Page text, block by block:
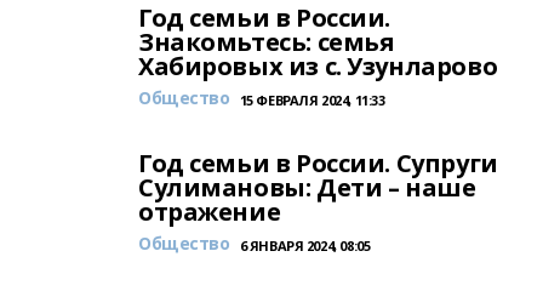
Год семьи в России.
Знакомьтесь: семья
Хабировых из с. Узунларово
Общество 15 ФЕВРАЛЯ 2024, 11:33
Год семьи в России. Супруги
Сулимановы: Дети – наше
отражение
Общество 6 ЯНВАРЯ 2024, 08:05